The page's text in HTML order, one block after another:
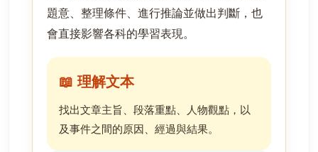
題意、整理條件、進行推論並做出判斷，也
會直接影響各科的學習表現。
📖 理解文本
找出文章主旨、段落重點、人物觀點，以
及事件之間的原因、經過與結果。